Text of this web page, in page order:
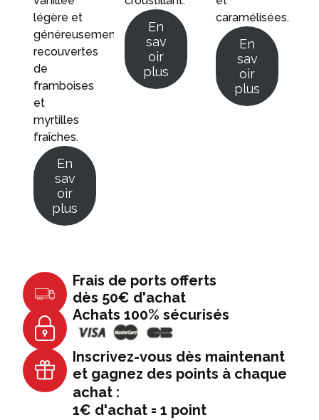
légère et
généreusement
recouvertes
de
framboises
et
myrtilles
fraîches.
En
sav
oir
plus
En
sav
oir
plus
caramélisées.
En
sav
oir
plus
Frais de ports offerts
dès 50€ d'achat
Achats 100% sécurisés
Inscrivez-vous dès maintenant
et gagnez des points à chaque
achat :
1€ d'achat = 1 point